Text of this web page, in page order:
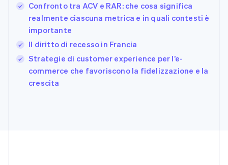
Confronto tra ACV e RAR: che cosa significa
realmente ciascuna metrica e in quali contesti è
importante
Il diritto di recesso in Francia
Strategie di customer experience per l’e-
commerce che favoriscono la fidelizzazione e la
crescita
Germania
DeutschEnglish
Giappone
日本語 English
English
Grecia
English